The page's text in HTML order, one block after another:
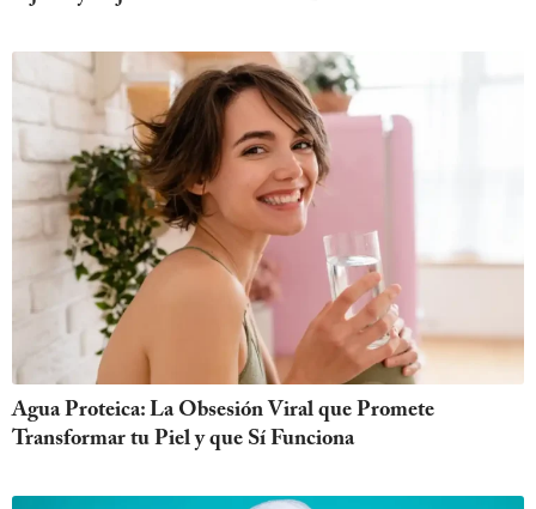
Agua Proteica: La Obsesión Viral que Promete
Transformar tu Piel y que Sí Funciona